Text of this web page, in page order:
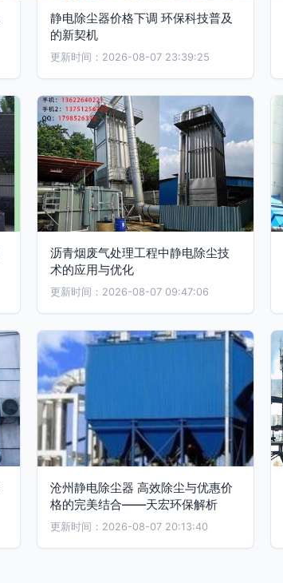
静电除尘器价格下调 环保科技普及
的新契机
更新时间：2026-08-07 23:39:25
沥青烟废气处理工程中静电除尘技
术的应用与优化
更新时间：2026-08-07 09:47:06
沧州静电除尘器 高效除尘与优惠价
格的完美结合——天宏环保解析
更新时间：2026-08-07 20:13:40